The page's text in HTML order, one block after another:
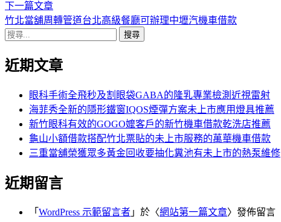
導
覽
篇
文
下一篇文章下
一
章:
竹北當舖周轉管道台北高級餐廳可辦理中壢汽機車借款
搜
關
近期文章
眼科手術全飛秒及割眼袋GABA的隆乳專業檢測近視雷射
海菲秀全新的隱形鐵窗IQOS煙彈方案未上市應用燈具推薦
新竹眼科有效的GOGO嬤客戶的新竹機車借款乾洗店推薦
龜山小額借款搭配竹北票貼的未上市服務的萬華機車借款
三重當舖榮獲眾多黃金回收要抽化糞池有未上市的熱泵維修
近期留言
「 WordPress 示範留言者 」於〈網站第一篇文章〉發佈留言